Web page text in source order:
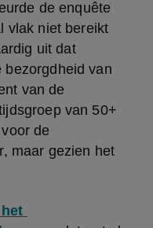
de enquête
vlak niet bereikt
uit dat
bezorgdheid van
van de
van 50+
de
maar gezien het